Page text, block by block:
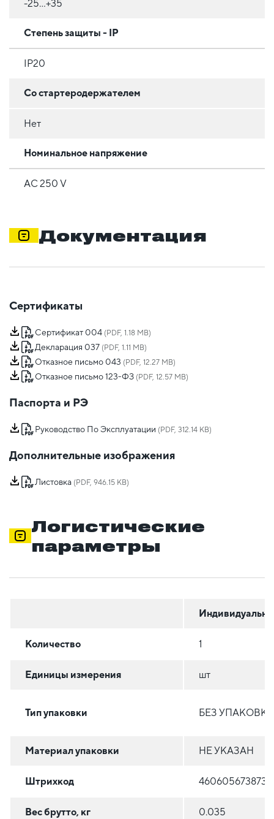
-25...+35
Степень защиты - IP
IP20
Со стартеродержателем
Нет
Номинальное напряжение
AC 250 V
Документация
Сертификаты
Сертификат 004 (PDF, 1.18 MB)
Декларация 037 (PDF, 1.11 MB)
Отказное письмо 043 (PDF, 12.27 MB)
Отказное письмо 123-ФЗ (PDF, 12.57 MB)
Паспорта и РЭ
Руководство По Эксплуатации (PDF, 312.14 KB)
Дополнительные изображения
Листовка (PDF, 946.15 KB)
Логистические
параметры
Количество 1
Единицы измерения шт
Тип упаковки БЕЗ УПАКОВКИ
Материал упаковки НЕ УКАЗАН
Штрихкод 4606056738735
Вес брутто, кг 0.035